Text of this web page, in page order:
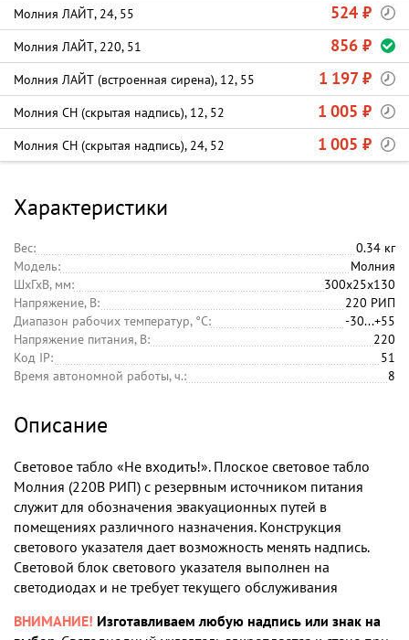
Молния ЛАЙТ, 24, 55 524 ₽
Молния ЛАЙТ, 220, 51 856 ₽
Молния ЛАЙТ (встроенная сирена), 12, 55 1 197 ₽
Молния СН (скрытая надпись), 12, 52 1 005 ₽
Молния СН (скрытая надпись), 24, 52 1 005 ₽
Характеристики
Вес:
0.34 кг
Модель:
Молния
ШхГхВ, мм:
300х25х130
Напряжение, В:
220 РИП
Диапазон рабочих температур, °С:
-30...+55
Напряжение питания, В:
220
Код IP:
51
Время автономной работы, ч.:
8
Описание
Световое табло «Не входить!». Плоское световое табло
Молния (220В РИП) с резервным источником питания
служит для обозначения эвакуационных путей в
помещениях различного назначения. Конструкция
светового указателя дает возможность менять надпись.
Световой блок светового указателя выполнен на
светодиодах и не требует текущего обслуживания
ВНИМАНИЕ! Изготавливаем любую надпись или знак на